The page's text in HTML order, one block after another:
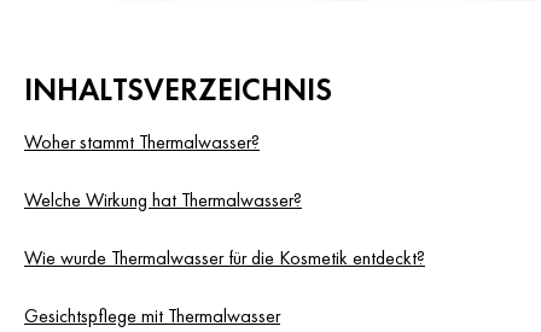
INHALTSVERZEICHNIS
Woher stammt Thermalwasser?
Welche Wirkung hat Thermalwasser?
Wie wurde Thermalwasser für die Kosmetik entdeckt?
Gesichtspflege mit Thermalwasser